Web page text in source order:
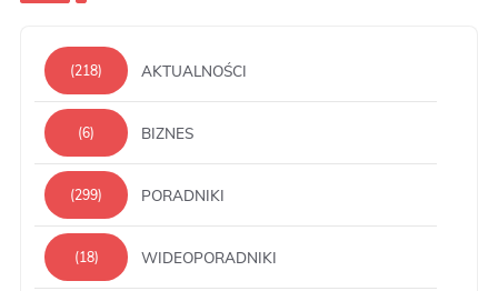
(218) AKTUALNOŚCI
(6) BIZNES
(299) PORADNIKI
(18) WIDEOPORADNIKI